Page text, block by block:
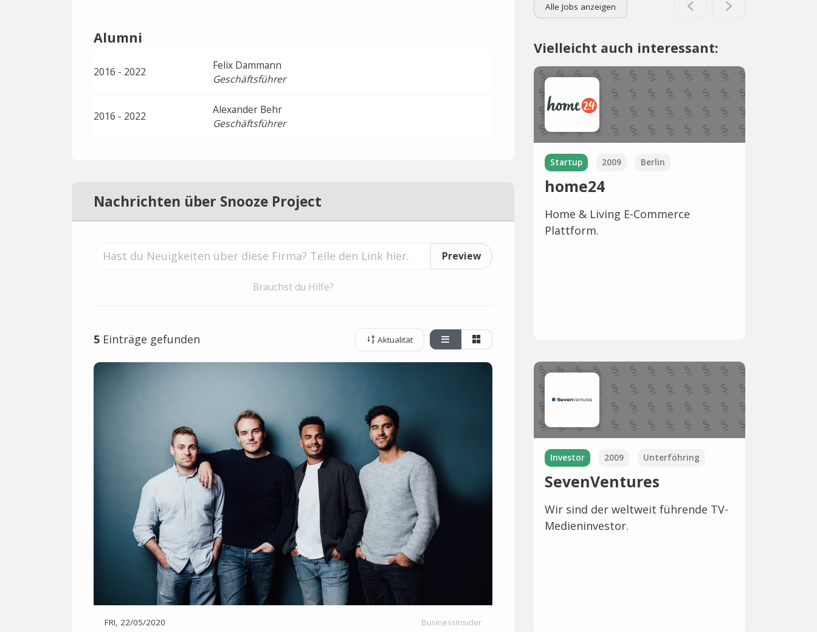
Alumni
2016 - 2022
Felix Dammann
Geschäftsführer
2016 - 2022
Alexander Behr
Geschäftsführer
Nachrichten über Snooze Project
Preview
Brauchst du Hilfe?
5 Einträge gefunden Aktualität
FRI, 22/05/2020 BusinessInsider
Alle Jobs anzeigen
Vielleicht auch interessant:
Startup 2009 Berlin
home24
Home & Living E-Commerce
Plattform.
Investor 2009 Unterföhring
SevenVentures
Wir sind der weltweit führende TV-
Medieninvestor.